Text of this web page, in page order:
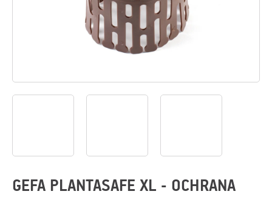
O
GEFA PLANTASAFE XL - OCHRANA